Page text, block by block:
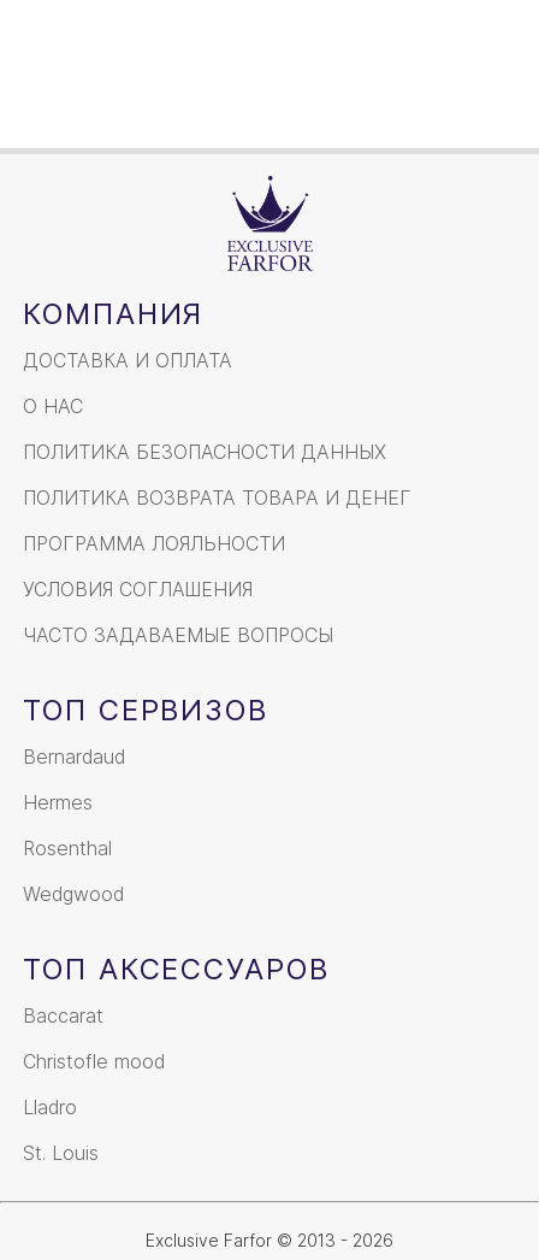
КОМПАНИЯ
ДОСТАВКА И ОПЛАТА
О НАС
ПОЛИТИКА БЕЗОПАСНОСТИ ДАННЫХ
ПОЛИТИКА ВОЗВРАТА ТОВАРА И ДЕНЕГ
ПРОГРАММА ЛОЯЛЬНОСТИ
УСЛОВИЯ СОГЛАШЕНИЯ
ЧАСТО ЗАДАВАЕМЫЕ ВОПРОСЫ
ТОП СЕРВИЗОВ
Bernardaud
Hermes
Rosenthal
Wedgwood
ТОП АКСЕССУАРОВ
Baccarat
Christofle mood
Lladro
St. Louis
Exclusive Farfor © 2013 - 2026